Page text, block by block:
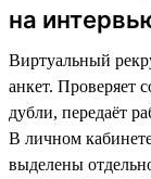
на
Виртуальный
анкет. Проверяет
дубли, передаёт
В личном
выделены